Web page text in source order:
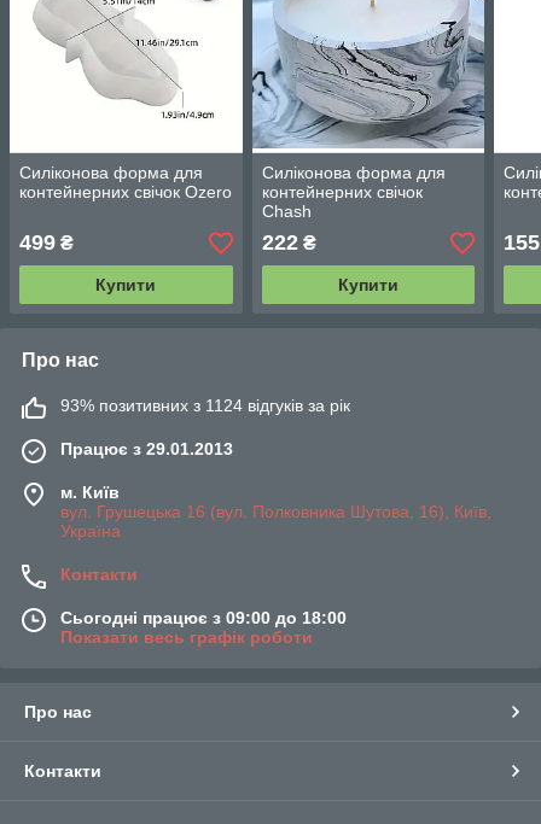
Силіконова форма для
контейнерних свічок Ozero
499 ₴
Купити
Силіконова форма для
контейнерних свічок
Chash
222₴
Купити
155
Про нас
93% позитивних з 1124 відгуків за рік
Працює з 29.01.2013
м. Київ
вул. Грушецька 16 (вул. Полковника Шутова, 16), Київ,
Україна
Контакти
Сьогодні працює з 09:00 до 18:00
Показати весь графік роботи
Про нас
Контакти